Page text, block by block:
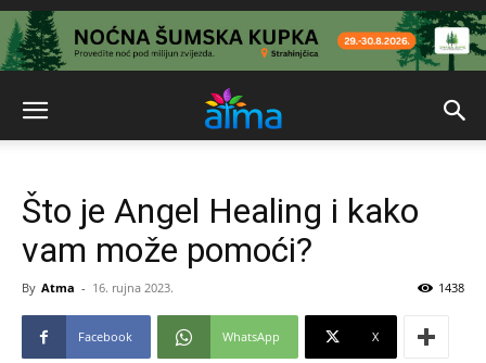
Što je Angel Healing i kako
vam može pomoći?
By Atma - 16. rujna 2023. 1438
Facebook WhatsApp X